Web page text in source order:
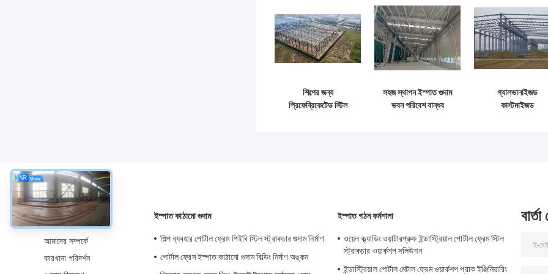
শিল্পের জন্য
প্রিফেব্রিকেটেড স্টিল
সহজ স্থাপন ইস্পাত গুদাম
ভবন পরিবেশ বান্ধব
গ্যালভানাইজড
কাস্টমাইজড
সম্বন্ধে
আমাদের সম্পর্কে
কারখানা পরিদর্শন
ইস্পাত কাঠামো গুদাম
শিল্প ব্যবহার পোর্টাল ফ্রেম পিইবি স্টিল স্ট্রাকচার গুদাম নির্মাণ
পোর্টাল ফ্রেম ইস্পাত কাঠামো গুদাম বিল্ডিং নির্মাণ অঙ্কন
ইস্পাত গঠন কর্মশালা
ওয়েল ক্ল্যাডিং ওয়াটারপ্রুফ ইন্ডাস্ট্রিয়াল পোর্টাল ফ্রেম স্টিল
স্ট্রাকচার ওয়ার্কশপ সলিউশন
ইন্ডাস্ট্রিয়াল পোর্টাল মেটাল ফ্রেম ওয়ার্কশপ প্রাক ইঞ্জিনিয়ারিং
বার্তা